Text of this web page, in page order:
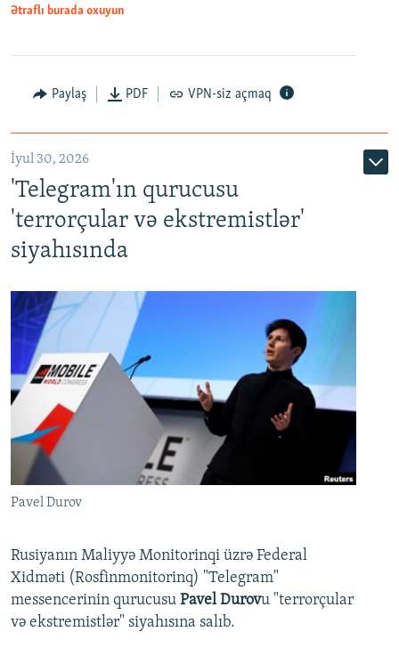
Ətraflı burada oxuyun
Paylaş PDF VPN-siz açmaq
İyul 30, 2026
'Telegram'ın qurucusu
'terrorçular və ekstremistlər'
siyahısında
Pavel Durov
Rusiyanın Maliyyə Monitorinqi üzrə Federal
Xidməti (Rosfinmonitorinq) "Telegram"
messencerinin qurucusu Pavel Durovu "terrorçular
və ekstremistlər" siyahısına salıb.